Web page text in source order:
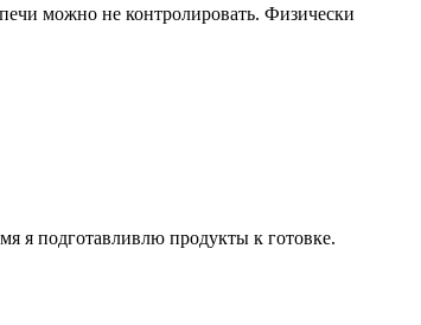
можно не контролировать. Физически
я подготавливлю продукты к готовке.